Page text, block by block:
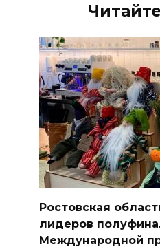
Ростовская
лидеров
Международной